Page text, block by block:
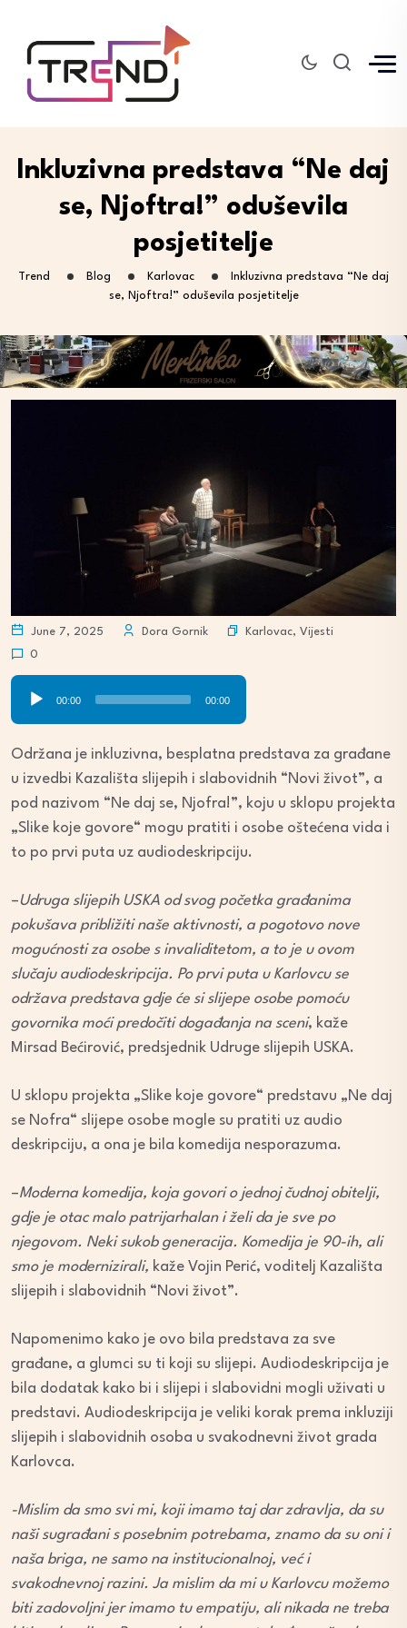
Inkluzivna predstava “Ne daj
se, Njoftra!” oduševila
posjetitelje
Trend Blog Karlovac
Inkluzivna predstava “Ne daj
se, Njoftra!” oduševila posjetitelje
June 7, 2025 Dora Gornik Karlovac, Vijesti
0
00:00 00:00
Održana je inkluzivna, besplatna predstava za građane
u izvedbi Kazališta slijepih i slabovidnih “Novi život”, a
pod nazivom “Ne daj se, Njofra!”, koju u sklopu projekta
„Slike koje govore“ mogu pratiti i osobe oštećena vida i
to po prvi puta uz audiodeskripciju.
–Udruga slijepih USKA od svog početka građanima
pokušava približiti naše aktivnosti, a pogotovo nove
mogućnosti za osobe s invaliditetom, a to je u ovom
slučaju audiodeskripcija. Po prvi puta u Karlovcu se
održava predstava gdje će si slijepe osobe pomoću
govornika moći predočiti događanja na sceni, kaže
Mirsad Bećirović, predsjednik Udruge slijepih USKA.
U sklopu projekta „Slike koje govore“ predstavu „Ne daj
se Nofra“ slijepe osobe mogle su pratiti uz audio
deskripciju, a ona je bila komedija nesporazuma.
–Moderna komedija, koja govori o jednoj čudnoj obitelji,
gdje je otac malo patrijarhalan i želi da je sve po
njegovom. Neki sukob generacija. Komedija je 90-ih, ali
smo je modernizirali, kaže Vojin Perić, voditelj Kazališta
slijepih i slabovidnih “Novi život”.
Napomenimo kako je ovo bila predstava za sve
građane, a glumci su ti koji su slijepi. Audiodeskripcija je
bila dodatak kako bi i slijepi i slabovidni mogli uživati u
predstavi. Audiodeskripcija je veliki korak prema inkluziji
slijepih i slabovidnih osoba u svakodnevni život grada
Karlovca.
-Mislim da smo svi mi, koji imamo taj dar zdravlja, da su
naši sugrađani s posebnim potrebama, znamo da su oni i
naša briga, ne samo na institucionalnoj, već i
svakodnevnoj razini. Ja mislim da mi u Karlovcu možemo
biti zadovoljni jer imamo tu empatiju, ali nikada ne treba